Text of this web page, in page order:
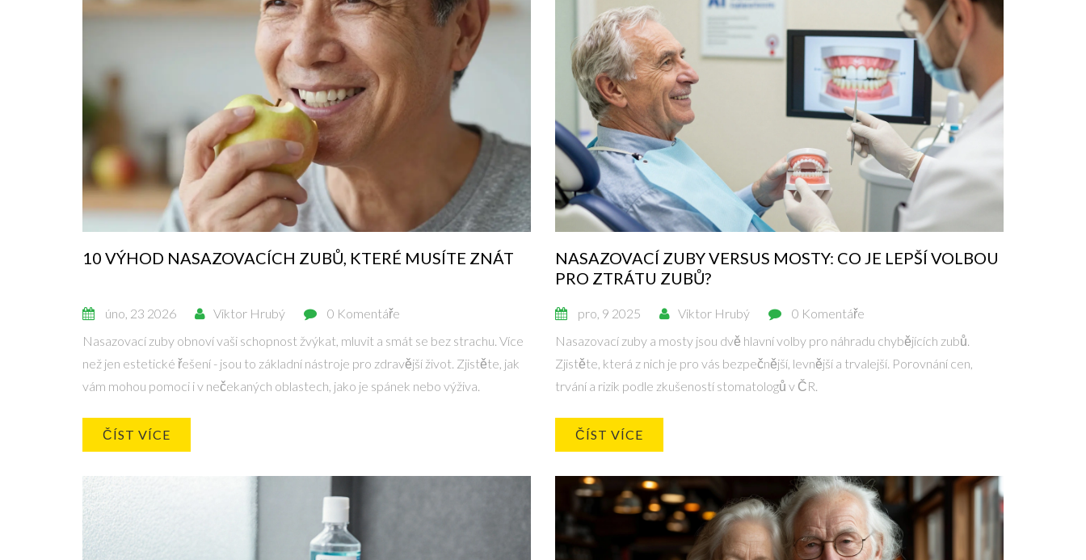
10 VÝHOD NASAZOVACÍCH ZUBŮ, KTERÉ MUSÍTE ZNÁT
úno, 23 2026 Viktor Hrubý
0 Komentáře
Nasazovací zuby obnoví vaši schopnost žvýkat, mluvit a smát se bez strachu. Více
než jen estetické řešení - jsou to základní nástroje pro zdravější život. Zjistěte, jak
vám mohou pomoci i v nečekaných oblastech, jako je spánek nebo výživa.
ČÍST VÍCE
NASAZOVACÍ ZUBY VERSUS MOSTY: CO JE LEPŠÍ VOLBOU
PRO ZTRÁTU ZUBŮ?
pro, 9 2025 Viktor Hrubý
0 Komentáře
Nasazovací zuby a mosty jsou dvě hlavní volby pro náhradu chybějících zubů.
Zjistěte, která z nich je pro vás bezpečnější, levnější a trvalejší. Porovnání cen,
trvání a rizik podle zkušeností stomatologů v ČR.
ČÍST VÍCE